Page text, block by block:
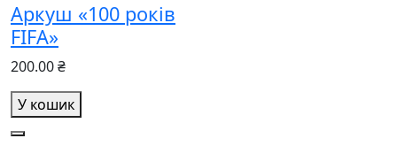
Аркуш «100 років
FIFA»
200.00 ₴
У кошик